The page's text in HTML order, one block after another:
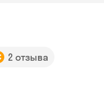
2 отзыва